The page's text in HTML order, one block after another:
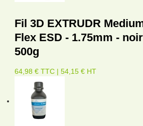
Fil 3D EXTRUDR
Flex ESD - 1.75mm -
500g
64,98 € TTC | 54,15 € HT